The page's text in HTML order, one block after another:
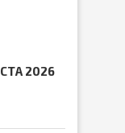
2026